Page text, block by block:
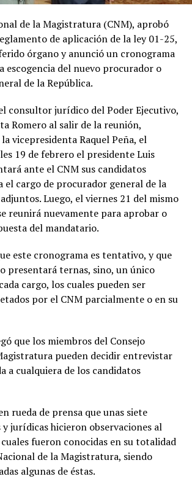
de la Magistratura (CNM), aprobó
de aplicación de la ley 01-25,
órgano y anunció un cronograma
escogencia del nuevo procurador o
de la República.
consultor jurídico del Poder Ejecutivo,
Romero al salir de la reunión,
vicepresidenta Raquel Peña, el
19 de febrero el presidente Luis
ante el CNM sus candidatos
el cargo de procurador general de la
Luego, el viernes 21 del mismo
reunirá nuevamente para aprobar o
del mandatario.
este cronograma es tentativo, y que
presentará ternas, sino, un único
cargo, los cuales pueden ser
por el CNM parcialmente o en su
que los miembros del Consejo
pueden decidir entrevistar
a cualquiera de los candidatos
rueda de prensa que unas siete
jurídicas hicieron observaciones al
fueron conocidas en su totalidad
de la Magistratura, siendo
algunas de éstas.